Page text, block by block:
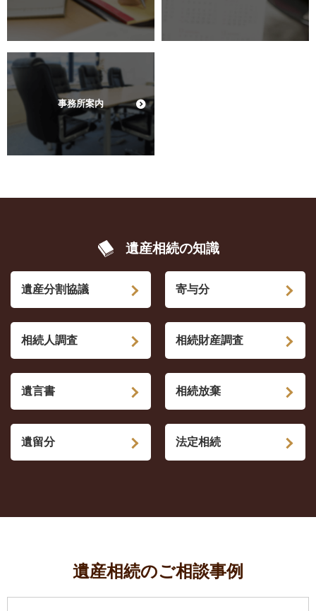
事務所案内
遺産相続の知識
遺産分割協議 寄与分
相続人調査 相続財産調査
遺言書 相続放棄
遺留分 法定相続
遺産相続のご相談事例